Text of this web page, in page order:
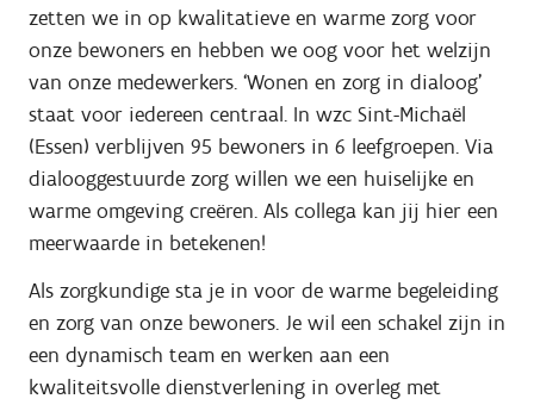
zetten we in op kwalitatieve en warme zorg voor
onze bewoners en hebben we oog voor het welzijn
van onze medewerkers. ‘Wonen en zorg in dialoog’
staat voor iedereen centraal. In wzc Sint-Michaël
(Essen) verblijven 95 bewoners in 6 leefgroepen. Via
dialooggestuurde zorg willen we een huiselijke en
warme omgeving creëren. Als collega kan jij hier een
meerwaarde in betekenen!
Als zorgkundige sta je in voor de warme begeleiding
en zorg van onze bewoners. Je wil een schakel zijn in
een dynamisch team en werken aan een
kwaliteitsvolle dienstverlening in overleg met